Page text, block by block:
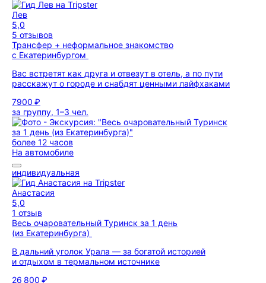
Лев
5,0
5 отзывов
Трансфер + неформальное знакомство
с Екатеринбургом
Вас встретят как друга и отвезут в отель, а по пути
расскажут о городе и снабдят ценными лайфхаками
7900 ₽
за группу, 1–3 чел.
более 12 часов
На автомобиле
индивидуальная
Анастасия
5,0
1 отзыв
Весь очаровательный Туринск за 1 день
(из Екатеринбурга)
В дальний уголок Урала — за богатой историей
и отдыхом в термальном источнике
26 800 ₽